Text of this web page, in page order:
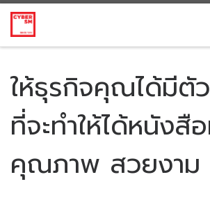
Skip to content
ให้ธุรกิจคุณได้มีตั
ที่จะทำให้ได้หนังสื
คุณภาพ สวยงาม